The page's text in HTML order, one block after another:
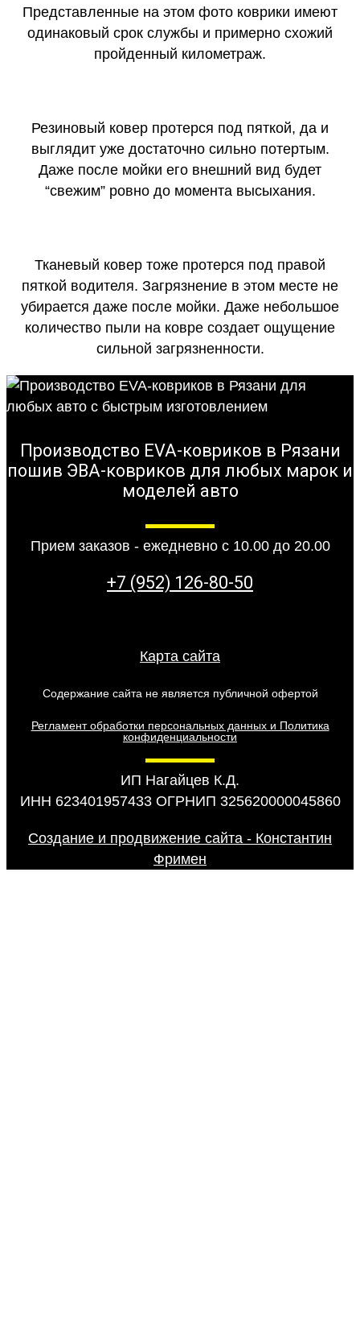
Представленные на этом фото коврики имеют
одинаковый срок службы и примерно схожий
пройденный километраж.
Резиновый ковер протерся под пяткой, да и
выглядит уже достаточно сильно потертым.
Даже после мойки его внешний вид будет
“свежим” ровно до момента высыхания.
Тканевый ковер тоже протерся под правой
пяткой водителя. Загрязнение в этом месте не
убирается даже после мойки. Даже небольшое
количество пыли на ковре создает ощущение
сильной загрязненности.
Производство EVA-ковриков в Рязани
пошив ЭВА-ковриков для любых марок и
моделей авто
Прием заказов - ежедневно с 10.00 до 20.00
+7 (952) 126-80-50
Карта сайта
Содержание сайта не является публичной офертой
Регламент обработки персональных данных и Политика
конфиденциальности
ИП Нагайцев К.Д.
ИНН 623401957433 ОГРНИП 325620000045860
Создание и продвижение сайта - Константин
Фримен